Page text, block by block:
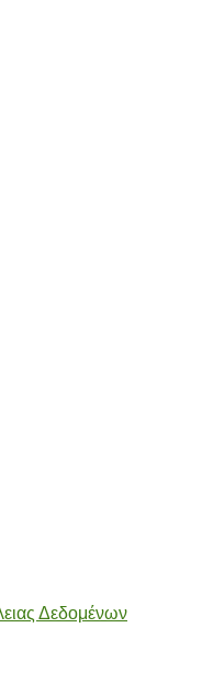
Δεδομένων